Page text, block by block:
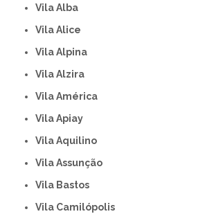
Vila Alba
Vila Alice
Vila Alpina
Vila Alzira
Vila América
Vila Apiay
Vila Aquilino
Vila Assunção
Vila Bastos
Vila Camilópolis